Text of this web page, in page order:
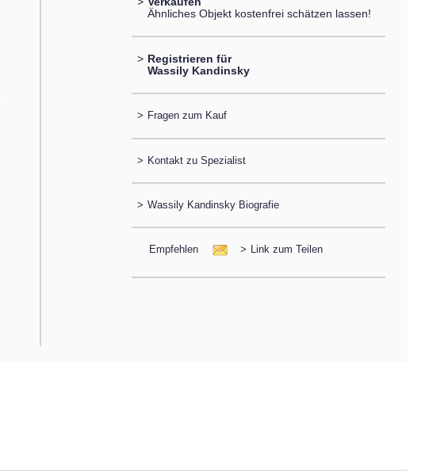
Ähnliches Objekt kostenfrei schätzen lassen!
> Registrieren für
Wassily Kandinsky
> Fragen zum Kauf
> Kontakt zu Spezialist
> Wassily Kandinsky Biografie
Empfehlen > Link zum Teilen